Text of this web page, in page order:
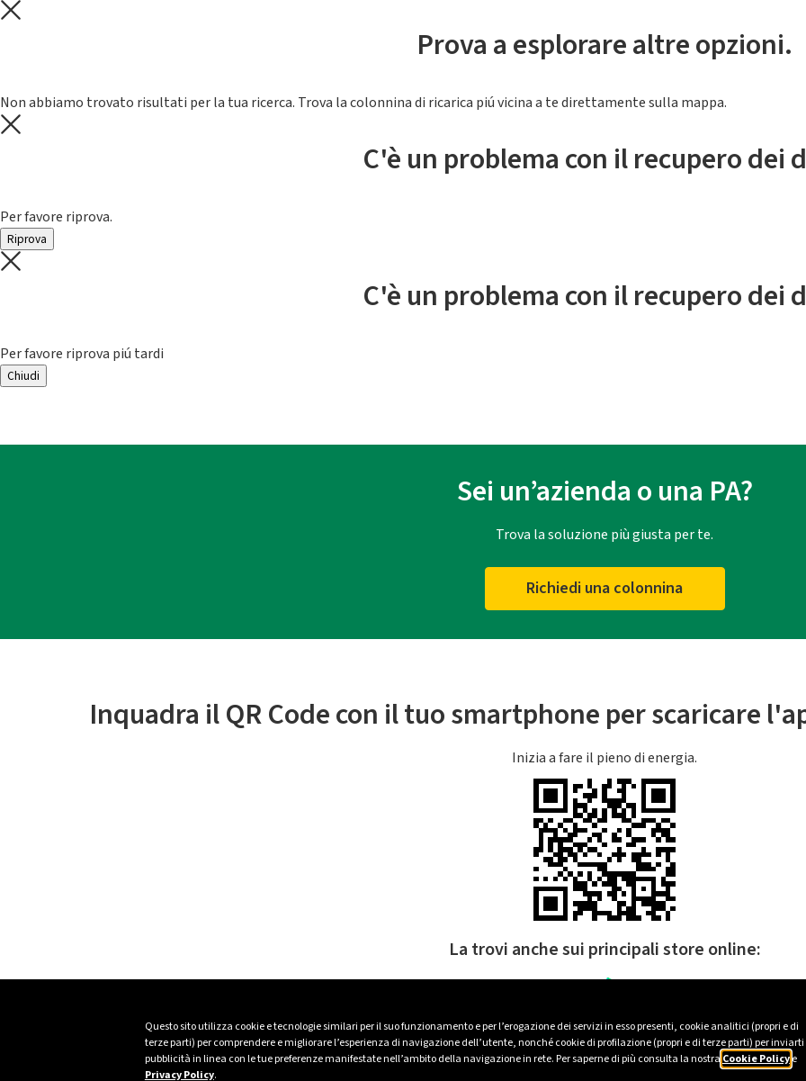
Questo sito utilizza cookie e tecnologie similari per il suo funzionamento e per l’erogazione dei servizi in esso presenti, cookie analitici (propri e di
terze parti) per comprendere e migliorare l’esperienza di navigazione dell’utente, nonché cookie di profilazione (propri e di terze parti) per inviarti
pubblicità in linea con le tue preferenze manifestate nell’ambito della navigazione in rete. Per saperne di più consulta la nostra Cookie Policye
Privacy Policy.
Prova a esplorare altre opzioni.
Non abbiamo trovato risultati per la tua ricerca. Trova la colonnina di ricarica piú vicina a te direttamente sulla mappa.
C'è un problema con il recupero dei
Per favore riprova.
Riprova
C'è un problema con il recupero dei
Per favore riprova piú tardi
Chiudi
Sei un’azienda o una PA?
Trova la soluzione più giusta per te.
Richiedi una colonnina
Inquadra il QR Code con il tuo smartphone per scaricare
Inizia a fare il pieno di energia.
La trovi anche sui principali store online: